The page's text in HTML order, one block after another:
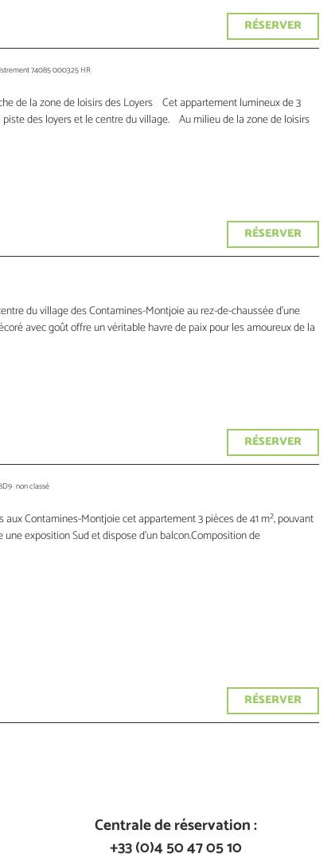
RÉSERVER
74085 000325 HR
de la zone de loisirs des Loyers Cet appartement lumineux de 3
des loyers et le centre du village. Au milieu de la zone de loisirs
RÉSERVER
du village des Contamines-Montjoie au rez-de-chaussée d’une
avec goût offre un véritable havre de paix pour les amoureux de la
RÉSERVER
non classé
Contamines-Montjoie cet appartement 3 pièces de 41 m², pouvant
exposition Sud et dispose d’un balcon.Composition de
RÉSERVER
Centrale de réservation :
+33 (0)4 50 47 05 10